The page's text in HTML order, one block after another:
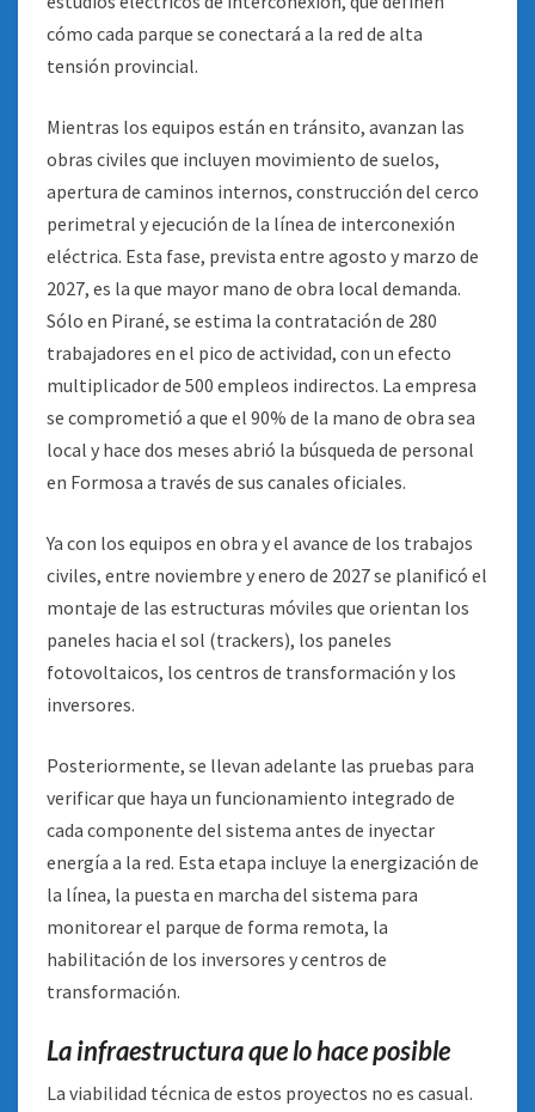
cómo cada parque se conectará a la red de alta
tensión provincial.
Mientras los equipos están en tránsito, avanzan las
obras civiles que incluyen movimiento de suelos,
apertura de caminos internos, construcción del cerco
perimetral y ejecución de la línea de interconexión
eléctrica. Esta fase, prevista entre agosto y marzo de
2027, es la que mayor mano de obra local demanda.
Sólo en Pirané, se estima la contratación de 280
trabajadores en el pico de actividad, con un efecto
multiplicador de 500 empleos indirectos. La empresa
se comprometió a que el 90% de la mano de obra sea
local y hace dos meses abrió la búsqueda de personal
en Formosa a través de sus canales oficiales.
Ya con los equipos en obra y el avance de los trabajos
civiles, entre noviembre y enero de 2027 se planificó el
montaje de las estructuras móviles que orientan los
paneles hacia el sol (trackers), los paneles
fotovoltaicos, los centros de transformación y los
inversores.
Posteriormente, se llevan adelante las pruebas para
verificar que haya un funcionamiento integrado de
cada componente del sistema antes de inyectar
energía a la red. Esta etapa incluye la energización de
la línea, la puesta en marcha del sistema para
monitorear el parque de forma remota, la
habilitación de los inversores y centros de
transformación.
La infraestructura que lo hace posible
La viabilidad técnica de estos proyectos no es casual.